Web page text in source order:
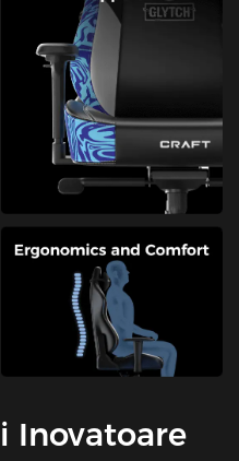
Inovatoare